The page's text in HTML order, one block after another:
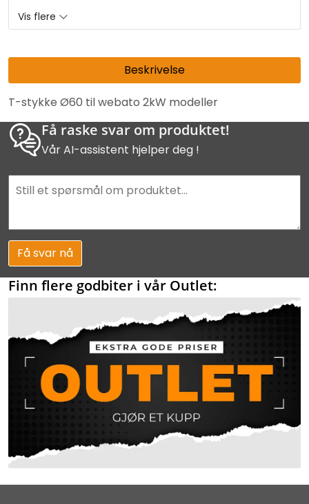
Vis flere
Beskrivelse
T-stykke Ø60 til webato 2kW modeller
Få raske svar om produktet!
Vår AI-assistent hjelper deg !
Få svar nå
Finn flere godbiter i vår Outlet: